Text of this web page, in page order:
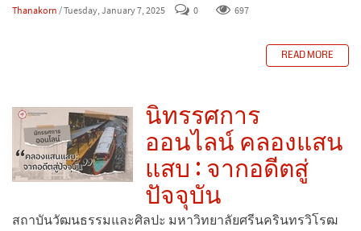
Thanakorn / Tuesday, January 7, 2025 0 697
READ MORE
นิทรรศการ
ออนไลน์ คลองแสน
แสบ : จากอดีตสู่
ปัจจุบัน
สถาบันวัฒนธรรมและศิลปะ มหาวิทยาลัยศรีนครินทรวิโรฒ